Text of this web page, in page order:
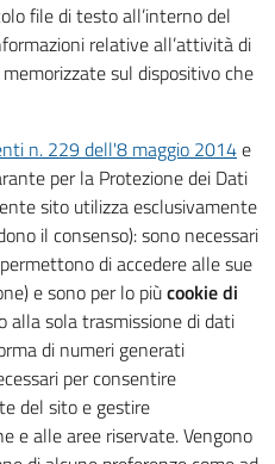
file di testo all’interno del
relative all’attività di
sul dispositivo che
n. 229 dell'8 maggio 2014e
per la Protezione dei Dati
sito utilizza esclusivamente
il consenso): sono necessari
di accedere alle sue
e sono per lo piùcookie di
alla sola trasmissione di dati
di numeri generati
per consentire
del sito e gestire
e alle aree riservate. Vengono